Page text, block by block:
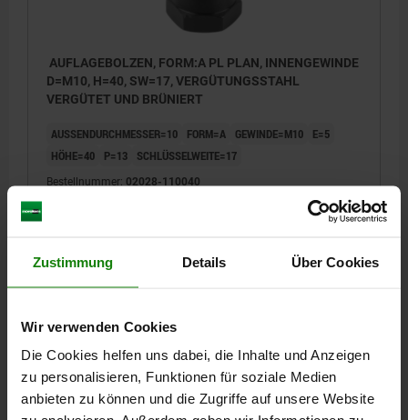
Zustimmung Details Über Cookies
Wir verwenden Cookies
Die Cookies helfen uns dabei, die Inhalte und Anzeigen
zu personalisieren, Funktionen für soziale Medien
anbieten zu können und die Zugriffe auf unsere Website
AUFLAGEBOLZEN, FORM:A PL PLAN, INNENGEWINDE
D=M10, H=40, SW=17, VERGÜTUNGSSTAHL
VERGÜTET UND BRÜNIERT
AUSSENDURCHMESSER=10 FORM=A GEWINDE=M10
E=5
HÖHE=40
P=13 SCHLÜSSELWEITE=17
Bestellnummer: 02028-110040